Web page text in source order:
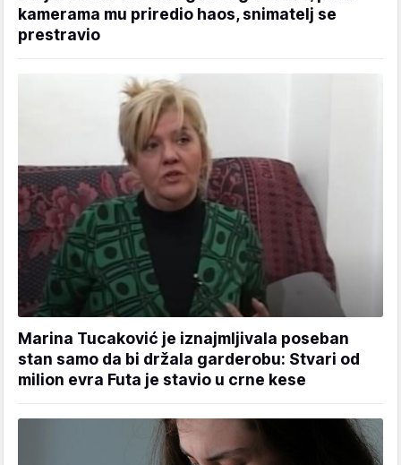
kamerama mu priredio haos, snimatelj se
prestravio
Marina Tucaković je iznajmljivala poseban
stan samo da bi držala garderobu: Stvari od
milion evra Futa je stavio u crne kese